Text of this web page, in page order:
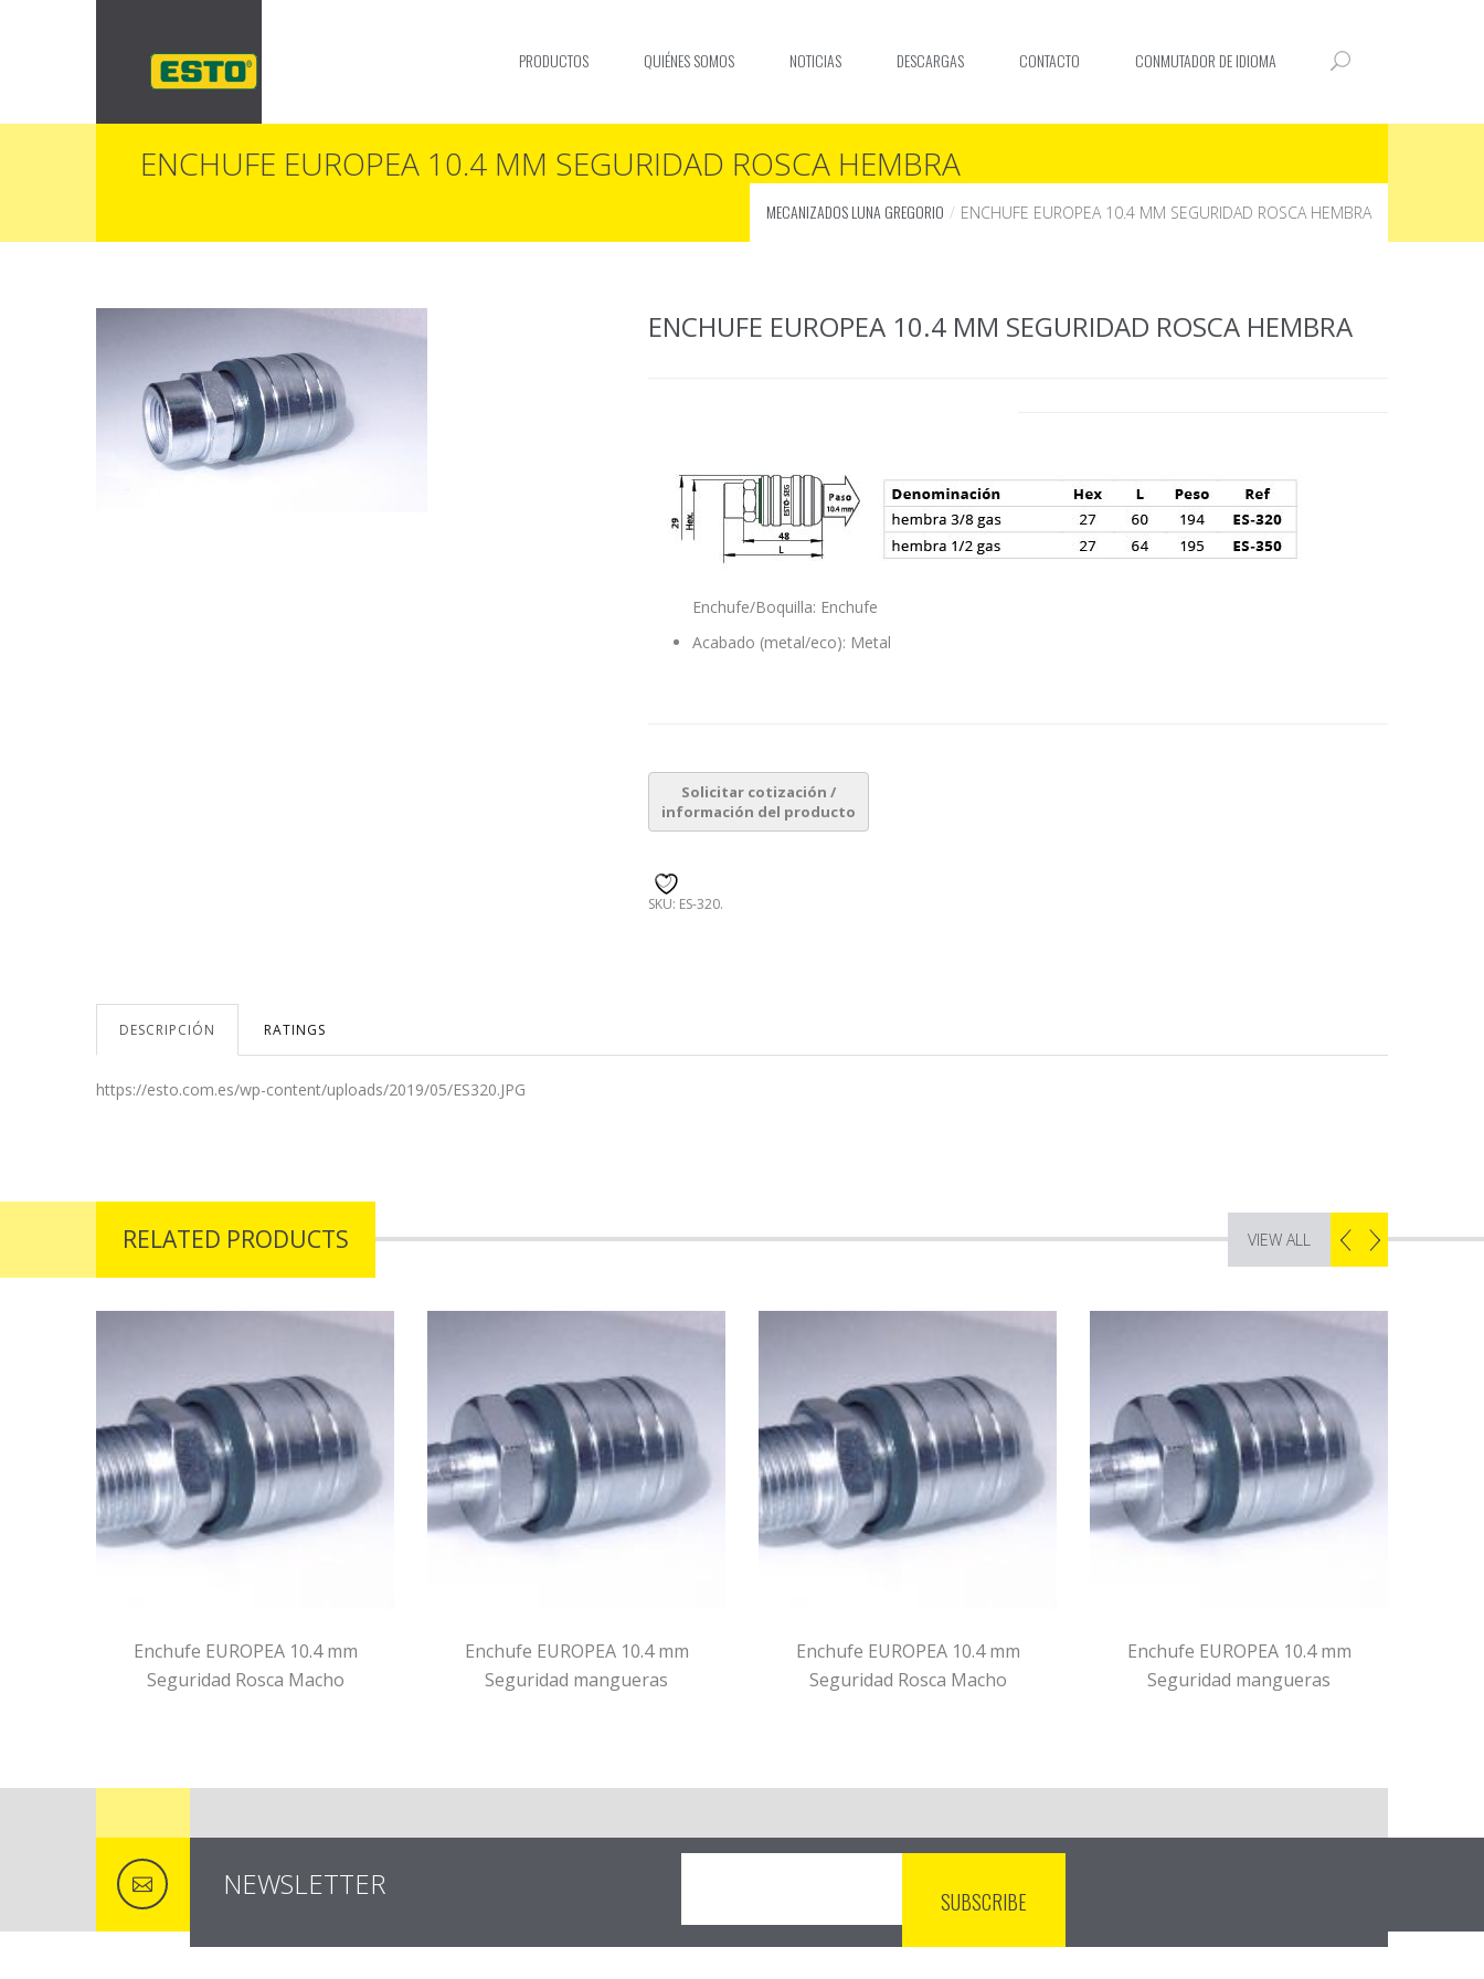
PRODUCTOS QUIÉNES SOMOS NOTICIAS DESCARGAS CONTACTO CONMUTADOR DE IDIOMA
ENCHUFE EUROPEA 10.4 MM SEGURIDAD ROSCA HEMBRA
MECANIZADOS LUNA GREGORIO ENCHUFE EUROPEA 10.4 MM SEGURIDAD ROSCA HEMBRA
ENCHUFE EUROPEA 10.4 MM SEGURIDAD ROSCA HEMBRA
Enchufe/Boquilla: Enchufe
Acabado (metal/eco): Metal
SKU: ES-320.
DESCRIPCIÓN RATINGS
https://esto.com.es/wp-content/uploads/2019/05/ES320.JPG
RELATED PRODUCTS VIEW ALL
Enchufe EUROPEA 10.4 mm
Seguridad Rosca Macho
Enchufe EUROPEA 10.4 mm
Seguridad mangueras
Enchufe EUROPEA 10.4 mm
Seguridad Rosca Macho
Enchufe EUROPEA 10.4 mm
Seguridad mangueras
NEWSLETTER